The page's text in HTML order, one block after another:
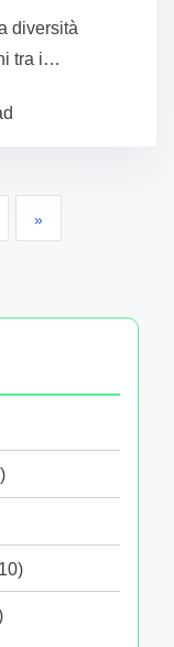
diversità
tra i…
Globali:
»